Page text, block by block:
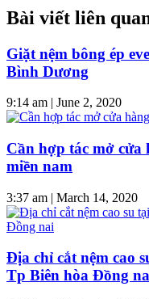
Bài viết liên
Giặt nệm bông ép
Bình Dương
9:14 am | June 2, 2020
Cần hợp tác mở cửa
miền nam
3:37 am | March 14, 2020
Địa chỉ cắt nệm cao
Tp Biên hòa Đồng